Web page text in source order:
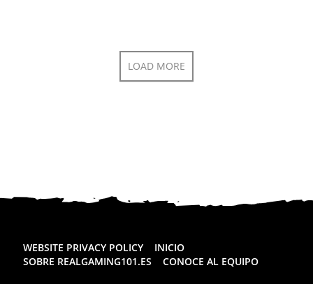
LOAD MORE
WEBSITE PRIVACY POLICY
INICIO
SOBRE REALGAMING101.ES
CONOCE AL EQUIPO